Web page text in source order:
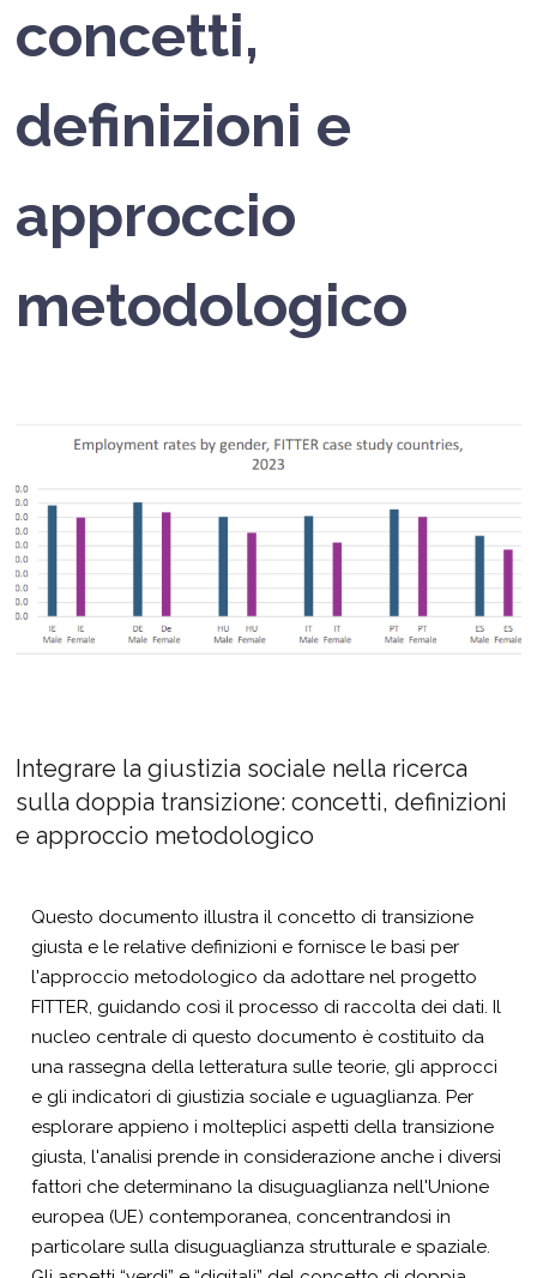
concetti,
definizioni e
approccio
metodologico
Integrare la giustizia sociale nella ricerca
sulla doppia transizione: concetti, definizioni
e approccio metodologico
Questo documento illustra il concetto di transizione
giusta e le relative definizioni e fornisce le basi per
l'approccio metodologico da adottare nel progetto
FITTER, guidando così il processo di raccolta dei dati. Il
nucleo centrale di questo documento è costituito da
una rassegna della letteratura sulle teorie, gli approcci
e gli indicatori di giustizia sociale e uguaglianza. Per
esplorare appieno i molteplici aspetti della transizione
giusta, l'analisi prende in considerazione anche i diversi
fattori che determinano la disuguaglianza nell'Unione
europea (UE) contemporanea, concentrandosi in
particolare sulla disuguaglianza strutturale e spaziale.